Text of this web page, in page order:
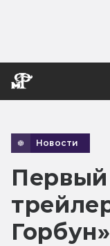
Новости
Первый
Горбун»